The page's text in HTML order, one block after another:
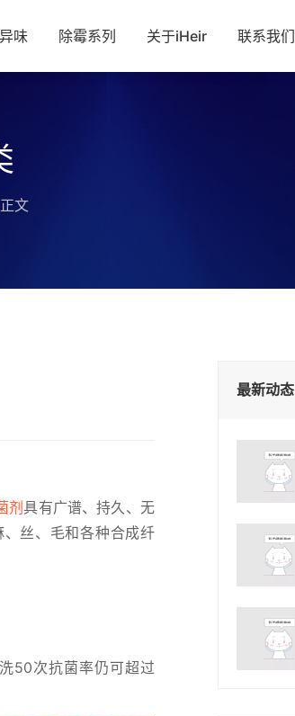
味 除霉系列 关于iHeir 联系我们
文
剂具有广谱、持久、无
丝、毛和各种合成纤
50次抗菌率仍可超过
最新动态